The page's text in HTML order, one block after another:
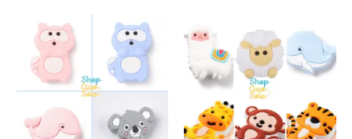
Este
producto
tiene
múltiples
variantes.
Las
producto
tiene
Las